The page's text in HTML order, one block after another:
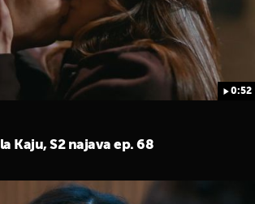
0:52
Kaju, S2 najava ep. 68